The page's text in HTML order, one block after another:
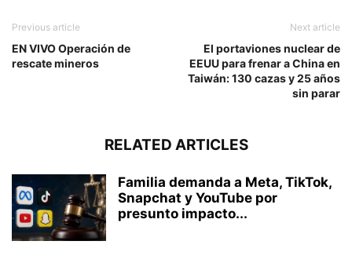
Previous article
EN VIVO Operación de
rescate mineros
Next article
El portaviones nuclear de
EEUU para frenar a China en
Taiwán: 130 cazas y 25 años
sin parar
RELATED ARTICLES
Familia demanda a Meta, TikTok,
Snapchat y YouTube por
presunto impacto...